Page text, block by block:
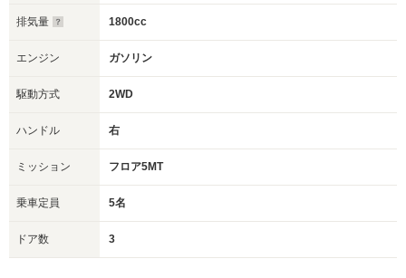
排気量 1800cc
エンジン ガソリン
駆動方式 2WD
ハンドル 右
ミッション フロア5MT
乗車定員 5名
ドア数 3